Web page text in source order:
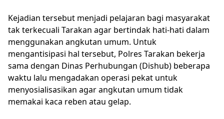
Kejadian tersebut menjadi pelajaran bagi masyarakat
tak terkecuali Tarakan agar bertindak hati-hati dalam
menggunakan angkutan umum. Untuk
mengantisipasi hal tersebut, Polres Tarakan bekerja
sama dengan Dinas Perhubungan (Dishub) beberapa
waktu lalu mengadakan operasi pekat untuk
menyosialisasikan agar angkutan umum tidak
memakai kaca reben atau gelap.